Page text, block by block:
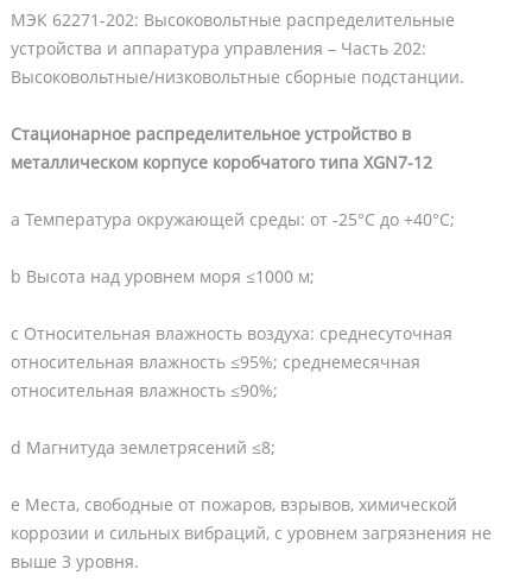
МЭК 62271-202: Высоковольтные распределительные
устройства и аппаратура управления – Часть 202:
Высоковольтные/низковольтные сборные подстанции.
Стационарное распределительное устройство в
металлическом корпусе коробчатого типа XGN7-12
a Температура окружающей среды: от -25°C до +40°C;
b Высота над уровнем моря ≤1000 м;
c Относительная влажность воздуха: среднесуточная
относительная влажность ≤95%; среднемесячная
относительная влажность ≤90%;
d Магнитуда землетрясений ≤8;
e Места, свободные от пожаров, взрывов, химической
коррозии и сильных вибраций, с уровнем загрязнения не
выше 3 уровня.